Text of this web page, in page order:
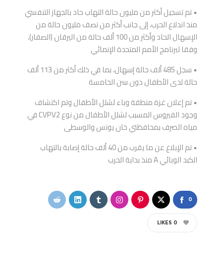
• تم تسجيل أكثر من مليون حالة التهاب حاد بالجهاز التنفسي
منذ اندلاع الحرب، إلى جانب أكثر من نصف مليون حالة من
الإسهال الحاد وأكثر من 100 ألف حالة من اليرقان (الصفار)،
وفقا لبرنامج الأمم المتحدة الإنمائي
• سجل 485 ألف حالة إسهال، بما في ذلك أكثر من 113 ألف
حالة لدى الأطفال دون سن الخامسة
• تم إعلان غزة منطقة وباء لشلل الأطفال وتم اكتشاف
وجود الفيروس المسبب لشلل الأطفال من نوع CVPV2 في
مياه الصرف بمحافظتي خان يونس والوسطى
• تم الإبلاغ عن ما يقرب من 40 ألف حالة إصابة بالتهاب
الكبد الوبائي A منذ بداية الحرب
0
0
LIKES